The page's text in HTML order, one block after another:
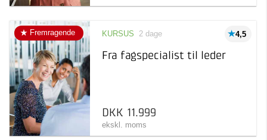
Trekantsområdet 2
Fremragende 4,5
KURSUS 2 dage
Fra fagspecialist til leder
DKK 11.999
ekskl. moms